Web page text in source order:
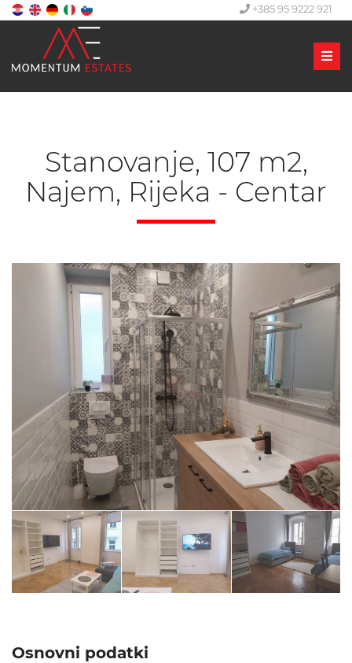
+385 95 9222 921
Stanovanje, 107 m2,
Najem, Rijeka - Centar
Osnovni podatki